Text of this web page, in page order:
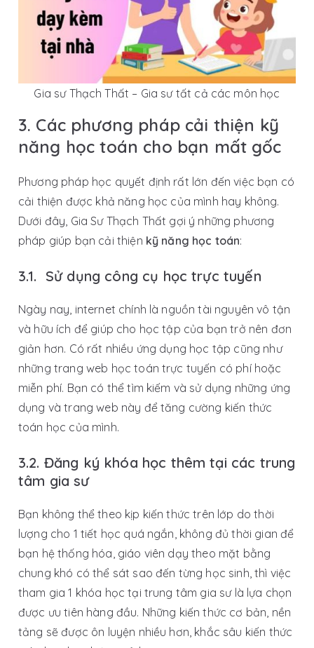
Gia sư Thạch Thất – Gia sư tất cả các môn học
3. Các phương pháp cải thiện kỹ
năng học toán cho bạn mất gốc
Phương pháp học quyết định rất lớn đến việc bạn có
cải thiện được khả năng học của mình hay không.
Dưới đây, Gia Sư Thạch Thất gợi ý những phương
pháp giúp bạn cải thiện kỹ năng học toán:
3.1. Sử dụng công cụ học trực tuyến
Ngày nay, internet chính là nguồn tài nguyên vô tận
và hữu ích để giúp cho học tập của bạn trở nên đơn
giản hơn. Có rất nhiều ứng dụng học tập cũng như
những trang web học toán trực tuyến có phí hoặc
miễn phí. Bạn có thể tìm kiếm và sử dụng những ứng
dụng và trang web này để tăng cường kiến thức
toán học của mình.
3.2. Đăng ký khóa học thêm tại các trung
tâm gia sư
Bạn không thể theo kịp kiến thức trên lớp do thời
lượng cho 1 tiết học quá ngắn, không đủ thời gian để
bạn hệ thống hóa, giáo viên dạy theo mặt bằng
chung khó có thể sát sao đến từng học sinh, thì việc
tham gia 1 khóa học tại trung tâm gia sư là lựa chọn
được ưu tiên hàng đầu. Những kiến thức cơ bản, nền
tảng sẽ được ôn luyện nhiều hơn, khắc sâu kiến thức